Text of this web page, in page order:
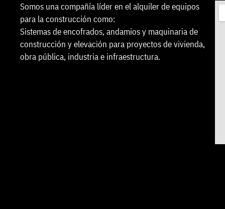
Somos una compañía líder en el alquiler de equipos
para la construcción como:
Sistemas de encofrados, andamios y maquinaria de
construcción y elevación para proyectos de vivienda,
obra pública, industria e infraestructura.